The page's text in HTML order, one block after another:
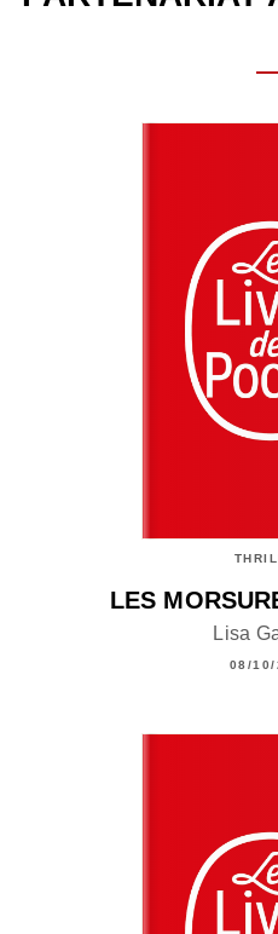
LES
Lisa
08/10/